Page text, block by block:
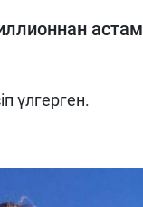
астам
үлгерген.